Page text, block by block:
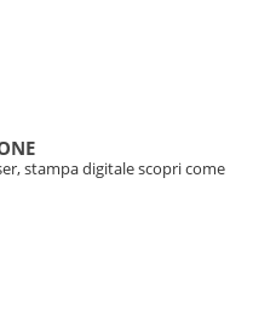
stampa digitale scopri come